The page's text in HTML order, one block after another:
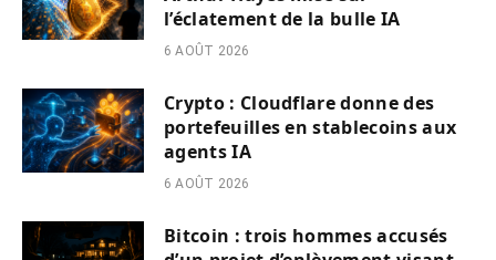
l’éclatement de la bulle IA
6 AOÛT 2026
Crypto : Cloudflare donne des
portefeuilles en stablecoins aux
agents IA
6 AOÛT 2026
Bitcoin : trois hommes accusés